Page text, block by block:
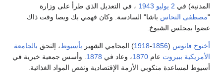
المدنية) في 2 يوليو 1943 ، في التعديل الذي طرأ على وزارة
"مصطفى النحاس باشا" السادسة. وكان فهمي بك ويصا وقت ذاك
عضوا بمجلس الشيوخ.
أخنوخ فانوس (
1856
-
1918) المحامي الشهير بأسيوط، إلتحق بالجامعة
الأمريكية ببيروت عام 1870، وعاد في 1878 . وأسس جمعية خيرية في
أسيوط لمساعدة منكوبي الأزمة الإقتصادية ونقص المواد الغذائية.